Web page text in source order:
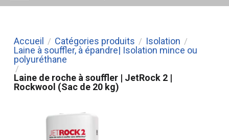
Accueil / Catégories produits / Isolation /
Laine à souffler, à épandre| Isolation mince ou
polyuréthane
/
Laine de roche à souffler | JetRock 2 |
Rockwool (Sac de 20 kg)